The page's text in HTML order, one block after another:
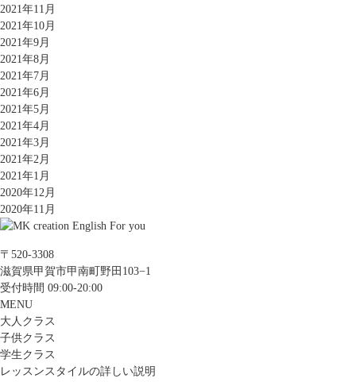
2021年11月
2021年10月
2021年9月
2021年8月
2021年7月
2021年6月
2021年5月
2021年4月
2021年3月
2021年2月
2021年1月
2020年12月
2020年11月
〒520-3308
滋賀県甲賀市甲南町野田103−1
受付時間 09:00-20:00
MENU
大人クラス
子供クラス
学生クラス
レッスンスタイルの詳しい説明